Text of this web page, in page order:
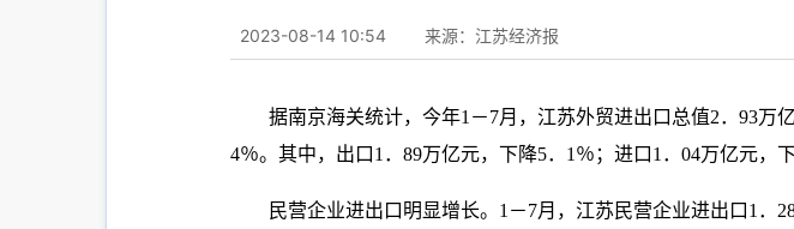
2023-08-14 10:54 来源：江苏经济报
据南京海关统计，今年1－7月，江苏外贸进出口总值2．93万
4％。其中，出口1．89万亿元，下降5．1％；进口1．04万亿元，下
民营企业进出口明显增长。1－7月，江苏民营企业进出口1．